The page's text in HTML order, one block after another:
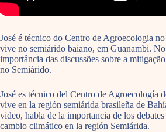
José é técnico do Centro de Agroecologia
vive no semiárido baiano, em Guanambi.
importância das discussões sobre a
no Semiárido.
José es técnico del Centro de Agroecología
vive en la región semiárida brasileña de
video, habla de la importancia de los
cambio climático en la región Semiárida.